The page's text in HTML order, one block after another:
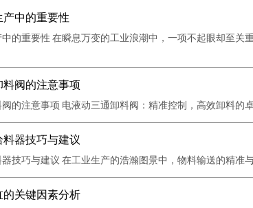
中的重要性
的重要性 在瞬息万变的工业浪潮中，一项不起眼却至
阀的注意事项
的注意事项 电液动三通卸料阀：精准控制，高效卸料的
器技巧与建议
技巧与建议 在工业生产的浩瀚图景中，物料输送的精准
关键因素分析